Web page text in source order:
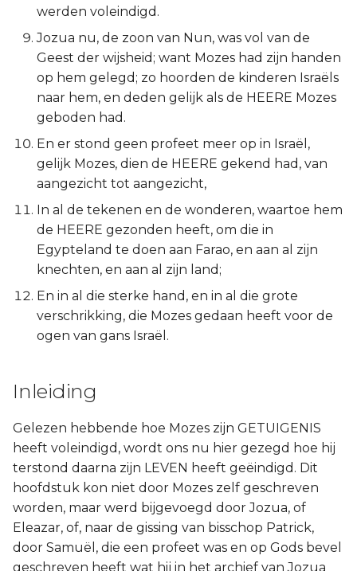
Filémon
Hebreeën
Jakobus
2 Petrus
1 Johannes
2 Johannes
3 Johannes
werden voleindigd.
Jozua nu, de zoon van Nun, was vol van de
Geest der wijsheid; want Mozes had zijn handen
op hem gelegd; zo hoorden de kinderen Israëls
naar hem, en deden gelijk als de HEERE Mozes
geboden had.
En er stond geen profeet meer op in Israël,
gelijk Mozes, dien de HEERE gekend had, van
aangezicht tot aangezicht,
In al de tekenen en de wonderen, waartoe hem
de HEERE gezonden heeft, om die in
Egypteland te doen aan Farao, en aan al zijn
knechten, en aan al zijn land;
En in al die sterke hand, en in al die grote
verschrikking, die Mozes gedaan heeft voor de
ogen van gans Israël.
Inleiding
Gelezen hebbende hoe Mozes zijn GETUIGENIS
heeft voleindigd, wordt ons nu hier gezegd hoe hij
terstond daarna zijn LEVEN heeft geëindigd. Dit
hoofdstuk kon niet door Mozes zelf geschreven
worden, maar werd bijgevoegd door Jozua, of
Eleazar, of, naar de gissing van bisschop Patrick,
door Samuël, die een profeet was en op Gods bevel
geschreven heeft wat hij in het archief van Jozua